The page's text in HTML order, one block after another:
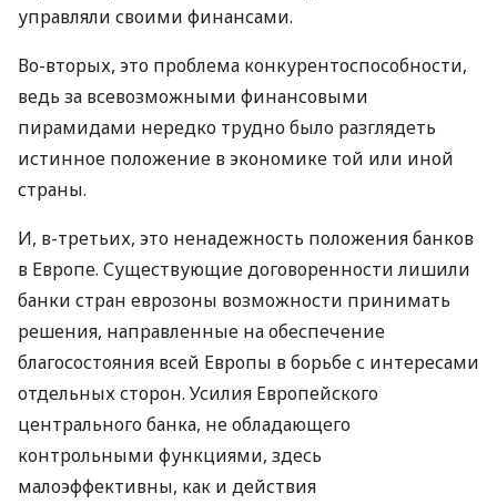
управляли своими финансами.
Во-вторых, это проблема конкурентоспособности,
ведь за всевозможными финансовыми
пирамидами нередко трудно было разглядеть
истинное положение в экономике той или иной
страны.
И, в-третьих, это ненадежность положения банков
в Европе. Существующие договоренности лишили
банки стран еврозоны возможности принимать
решения, направленные на обеспечение
благосостояния всей Европы в борьбе с интересами
отдельных сторон. Усилия Европейского
центрального банка, не обладающего
контрольными функциями, здесь
малоэффективны, как и действия